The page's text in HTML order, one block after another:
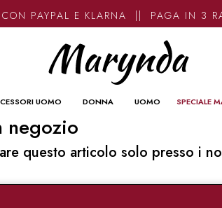
PAYPAL E KLARNA || PAGA IN 3
UOMO DONNA UOMO SPECIALE
negozio
questo articolo solo presso i